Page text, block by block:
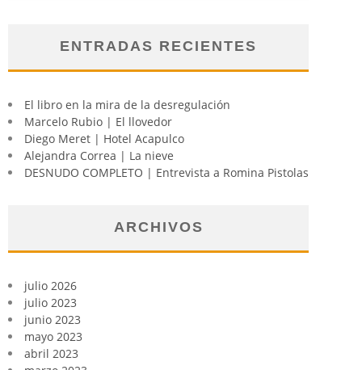
ENTRADAS RECIENTES
El libro en la mira de la desregulación
Marcelo Rubio | El llovedor
Diego Meret | Hotel Acapulco
Alejandra Correa | La nieve
DESNUDO COMPLETO | Entrevista a Romina Pistolas
ARCHIVOS
julio 2026
julio 2023
junio 2023
mayo 2023
abril 2023